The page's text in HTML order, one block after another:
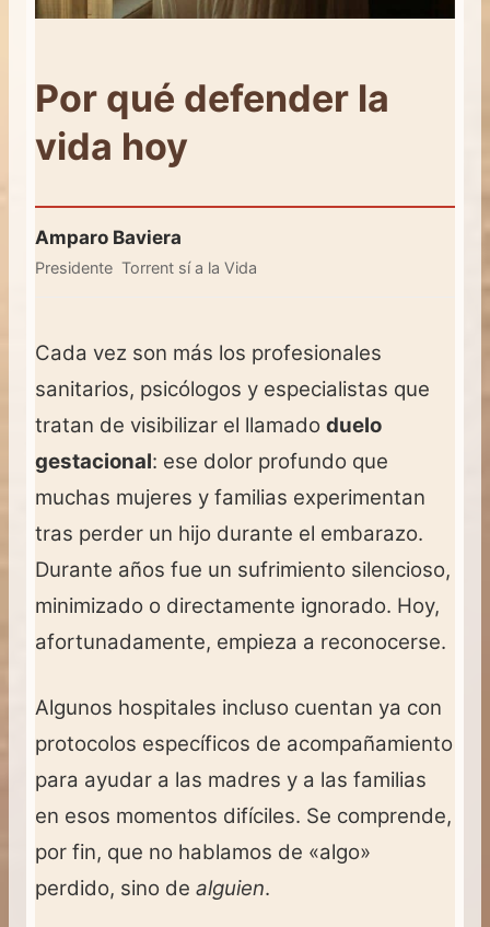
Por qué defender la
vida hoy
Amparo Baviera
Presidente Torrent sí a la Vida
Cada vez son más los profesionales
sanitarios, psicólogos y especialistas que
tratan de visibilizar el llamado duelo
gestacional: ese dolor profundo que
muchas mujeres y familias experimentan
tras perder un hijo durante el embarazo.
Durante años fue un sufrimiento silencioso,
minimizado o directamente ignorado. Hoy,
afortunadamente, empieza a reconocerse.
Algunos hospitales incluso cuentan ya con
protocolos específicos de acompañamiento
para ayudar a las madres y a las familias
en esos momentos difíciles. Se comprende,
por fin, que no hablamos de «algo»
perdido, sino de alguien.